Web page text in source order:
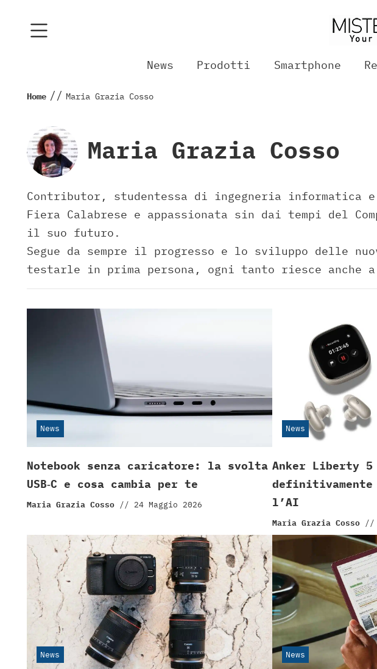
News Prodotti Smartphone
Home // Maria Grazia Cosso
Maria Grazia Cosso
Contributor, studentessa di ingegneria
Fiera Calabrese e appassionata sin dai tempi del
il suo futuro.
Segue da sempre il progresso e lo sviluppo delle
testarle in prima persona, ogni tanto riesce anche
News
Notebook senza caricatore: la svolta
USB‑C e cosa cambia per te
Maria Grazia Cosso // 24 Maggio 2026
News
Anker Liberty 5
l’AI
Maria Grazia Cosso //
News News